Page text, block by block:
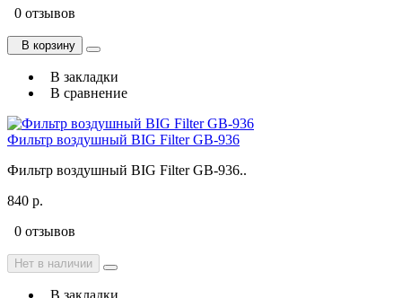
0 отзывов
В корзину
В закладки
В сравнение
Фильтр воздушный BIG Filter GB-936
Фильтр воздушный BIG Filter GB-936..
840 р.
0 отзывов
Нет в наличии